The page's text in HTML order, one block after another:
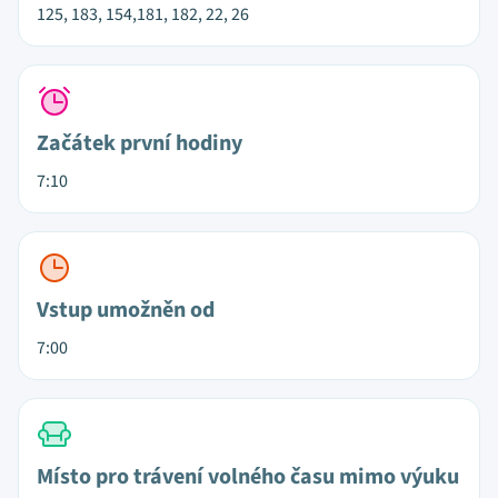
125, 183, 154,181, 182, 22, 26
Začátek první hodiny
7:10
Vstup umožněn od
7:00
Místo pro trávení volného času mimo výuku